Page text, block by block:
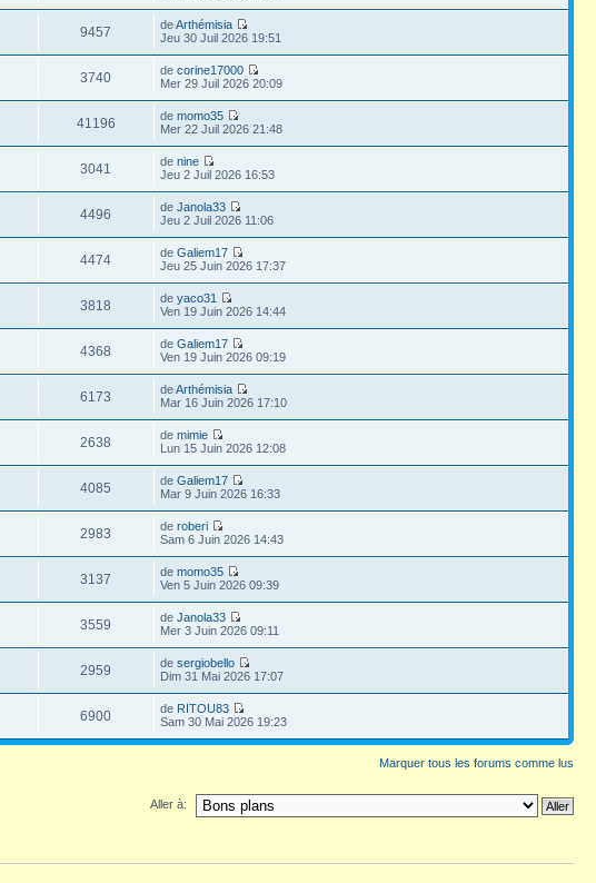
9457 deArthémisia
Jeu 30 Juil 2026 19:51
3740 decorine17000
Mer 29 Juil 2026 20:09
41196 demomo35
Mer 22 Juil 2026 21:48
3041 denine
Jeu 2 Juil 2026 16:53
4496 deJanola33
Jeu 2 Juil 2026 11:06
4474 deGaliem17
Jeu 25 Juin 2026 17:37
3818 deyaco31
Ven 19 Juin 2026 14:44
4368 deGaliem17
Ven 19 Juin 2026 09:19
6173 deArthémisia
Mar 16 Juin 2026 17:10
2638 demimie
Lun 15 Juin 2026 12:08
4085 deGaliem17
Mar 9 Juin 2026 16:33
2983 deroberi
Sam 6 Juin 2026 14:43
3137 demomo35
Ven 5 Juin 2026 09:39
3559 deJanola33
Mer 3 Juin 2026 09:11
2959 desergiobello
Dim 31 Mai 2026 17:07
6900 de RITOU83
Sam 30 Mai 2026 19:23
Marquer tous les forums comme lus
Aller à: